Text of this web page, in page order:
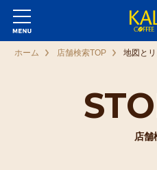
店舗
ホーム 店舗検索TOP 地図とリ